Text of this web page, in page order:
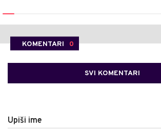
KOMENTARI 0
SVI KOMENTARI
Upiši ime